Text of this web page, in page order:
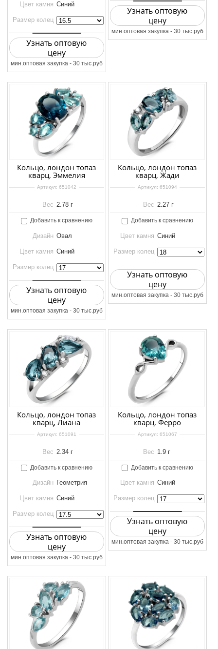
Цвет камня Синий
Размер колец
Узнать оптовую
цену
мин.оптовая закупка - 30 тыс.руб
Узнать оптовую
цену
мин.оптовая закупка - 30 тыс.руб
Кольцо, лондон топаз
кварц, Эммелия
Артикул: 651042
Вес 2.78 г
Добавить к сравнению
Дизайн Овал
Цвет камня Синий
Размер колец
Узнать оптовую
цену
мин.оптовая закупка - 30 тыс.руб
Кольцо, лондон топаз
кварц, Жади
Артикул: 651094
Вес 2.27 г
Добавить к сравнению
Цвет камня Синий
Размер колец
Узнать оптовую
цену
мин.оптовая закупка - 30 тыс.руб
Кольцо, лондон топаз
кварц, Лиана
Артикул: 651091
Вес 2.34 г
Добавить к сравнению
Дизайн Геометрия
Цвет камня Синий
Размер колец
Узнать оптовую
цену
мин.оптовая закупка - 30 тыс.руб
Кольцо, лондон топаз
кварц, Ферро
Артикул: 651067
Вес 1.9 г
Добавить к сравнению
Цвет камня Синий
Размер колец
Узнать оптовую
цену
мин.оптовая закупка - 30 тыс.руб